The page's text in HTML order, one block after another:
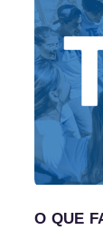
O QUE